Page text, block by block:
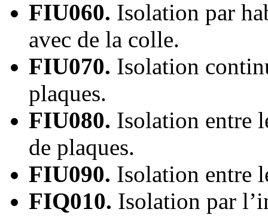
FIU060. Isolation par
avec de la colle.
FIU070. Isolation
plaques.
FIU080. Isolation entre
de plaques.
FIU090. Isolation entre
FIQ010. Isolation par